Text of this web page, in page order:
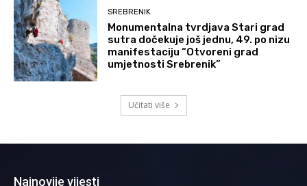
SREBRENIK
Monumentalna tvrdjava Stari grad
sutra dočekuje još jednu, 49. po nizu
manifestaciju “Otvoreni grad
umjetnosti Srebrenik”
Učitati više
Najnovije vijesti